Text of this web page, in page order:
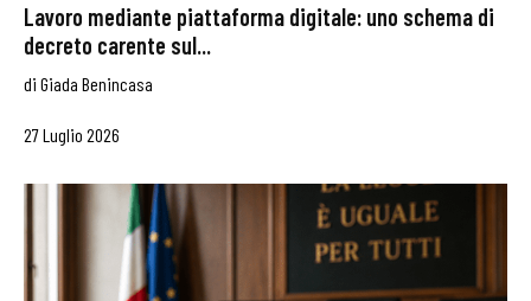
Lavoro mediante piattaforma digitale: uno schema di
decreto carente sul...
di Giada Benincasa
27 Luglio 2026